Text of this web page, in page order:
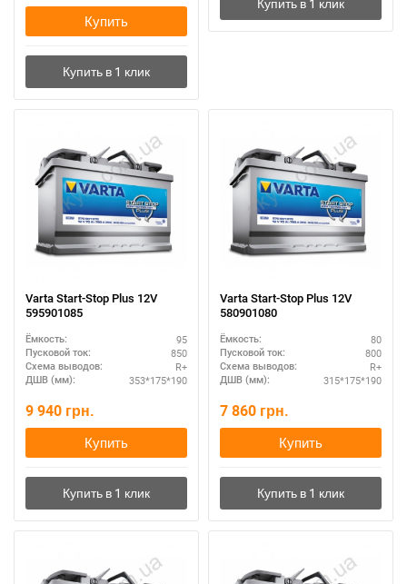
Купить
Varta Start-Stop Plus 12V
595901085
Ёмкость: 95
Пусковой ток: 850
Схема выводов: R+
ДШВ (мм): 353*175*190
9 940 грн.
Купить
Varta Start-Stop Plus 12V
580901080
Ёмкость: 80
Пусковой ток: 800
Схема выводов: R+
ДШВ (мм): 315*175*190
7 860 грн.
Купить